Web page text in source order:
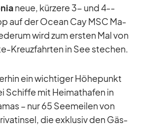
neue, kür­zere 3- und 4‑­
auf der Ocean Cay MSC Ma­
wird zum ers­ten Mal von
Kreuz­fahr­ten in See ste­chen.
ein wich­ti­ger Hö­he­punkt
Schiffe mit Hei­mat­ha­fen in
– nur 65 See­mei­len von
die ex­klu­siv den Gäs­